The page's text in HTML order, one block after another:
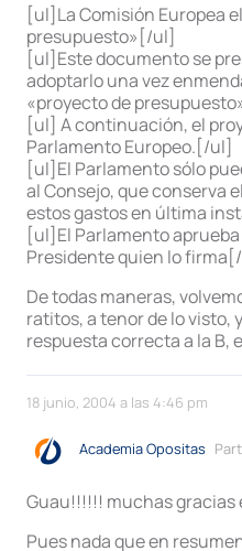
[ul]La Comisión Europea
presupuesto»[/ul]
[ul]Este documento se
adoptarlo una vez
«proyecto de
[ul] A continuación, el
Parlamento Europeo.[/ul]
[ul]El Parlamento sólo
al Consejo, que conserva
estos gastos en última
[ul]El Parlamento
Presidente quien lo
De todas maneras,
ratitos, a tenor de lo visto,
respuesta correcta a la B,
18 junio, 2004 a las 4:46 pm
Academia Opositas
Guau!!!!!! muchas gracias
Pues nada que en